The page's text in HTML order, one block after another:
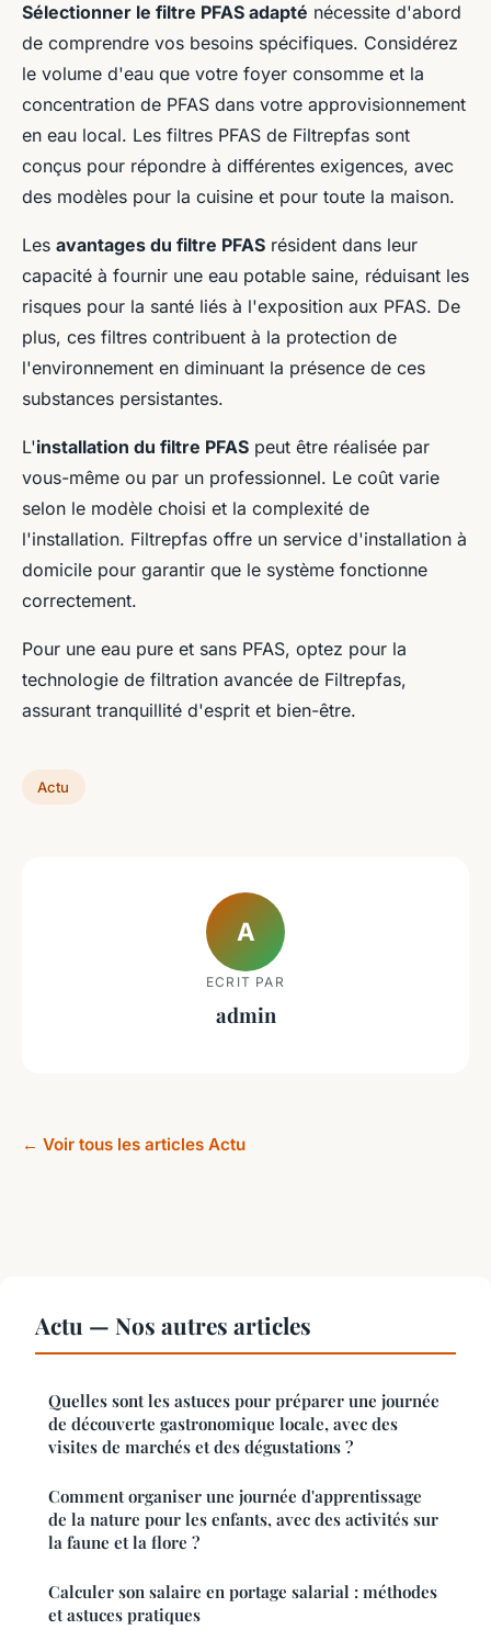
Sélectionner le filtre PFAS adapté nécessite d'abord
de comprendre vos besoins spécifiques. Considérez
le volume d'eau que votre foyer consomme et la
concentration de PFAS dans votre approvisionnement
en eau local. Les filtres PFAS de Filtrepfas sont
conçus pour répondre à différentes exigences, avec
des modèles pour la cuisine et pour toute la maison.
Les avantages du filtre PFAS résident dans leur
capacité à fournir une eau potable saine, réduisant les
risques pour la santé liés à l'exposition aux PFAS. De
plus, ces filtres contribuent à la protection de
l'environnement en diminuant la présence de ces
substances persistantes.
L'installation du filtre PFAS peut être réalisée par
vous-même ou par un professionnel. Le coût varie
selon le modèle choisi et la complexité de
l'installation. Filtrepfas offre un service d'installation à
domicile pour garantir que le système fonctionne
correctement.
Pour une eau pure et sans PFAS, optez pour la
technologie de filtration avancée de Filtrepfas,
assurant tranquillité d'esprit et bien-être.
Actu
A
ECRIT PAR
admin
← Voir tous les articles Actu
Actu — Nos autres articles
Quelles sont les astuces pour préparer une journée
de découverte gastronomique locale, avec des
visites de marchés et des dégustations ?
Comment organiser une journée d'apprentissage
de la nature pour les enfants, avec des activités sur
la faune et la flore ?
Calculer son salaire en portage salarial : méthodes
et astuces pratiques